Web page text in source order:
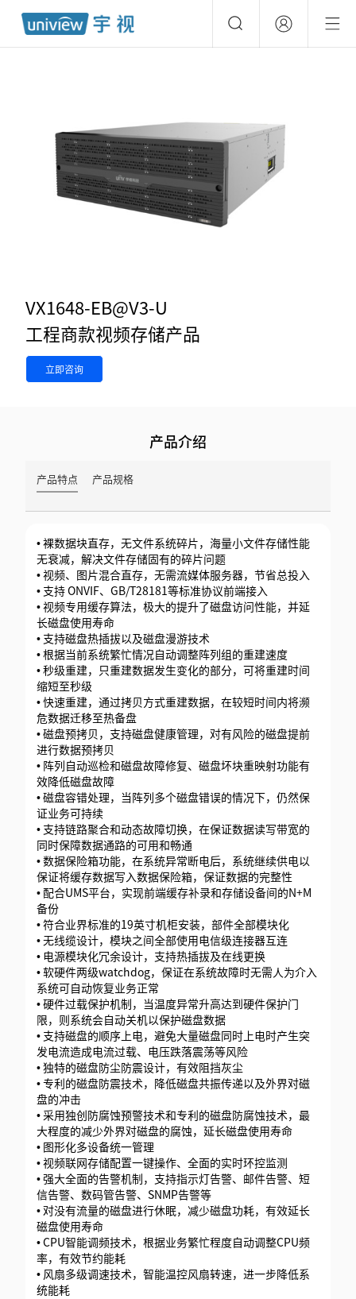
VX1648-EB@V3-U
工程商款视频存储产品
立即咨询
产品介绍
产品特点 产品规格
• 裸数据块直存，无文件系统碎片，海量小文件存储性能
无衰减，解决文件存储固有的碎片问题
• 视频、图片混合直存，无需流媒体服务器，节省总投入
• 支持 ONVIF、GB/T28181等标准协议前端接入
• 视频专用缓存算法，极大的提升了磁盘访问性能，并延
长磁盘使用寿命
• 支持磁盘热插拔以及磁盘漫游技术
• 根据当前系统繁忙情况自动调整阵列组的重建速度
• 秒级重建，只重建数据发生变化的部分，可将重建时间
缩短至秒级
• 快速重建，通过拷贝方式重建数据，在较短时间内将濒
危数据迁移至热备盘
• 磁盘预拷贝，支持磁盘健康管理，对有风险的磁盘提前
进行数据预拷贝
• 阵列自动巡检和磁盘故障修复、磁盘坏块重映射功能有
效降低磁盘故障
• 磁盘容错处理，当阵列多个磁盘错误的情况下，仍然保
证业务可持续
• 支持链路聚合和动态故障切换，在保证数据读写带宽的
同时保障数据通路的可用和畅通
• 数据保险箱功能，在系统异常断电后，系统继续供电以
保证将缓存数据写入数据保险箱，保证数据的完整性
• 配合UMS平台，实现前端缓存补录和存储设备间的N+M
备份
• 符合业界标准的19英寸机柜安装，部件全部模块化
• 无线缆设计，模块之间全部使用电信级连接器互连
• 电源模块化冗余设计，支持热插拔及在线更换
• 软硬件两级watchdog，保证在系统故障时无需人为介入
系统可自动恢复业务正常
• 硬件过载保护机制，当温度异常升高达到硬件保护门
限，则系统会自动关机以保护磁盘数据
• 支持磁盘的顺序上电，避免大量磁盘同时上电时产生突
发电流造成电流过载、电压跌落震荡等风险
• 独特的磁盘防尘防震设计，有效阻挡灰尘
• 专利的磁盘防震技术，降低磁盘共振传递以及外界对磁
盘的冲击
• 采用独创防腐蚀预警技术和专利的磁盘防腐蚀技术，最
大程度的减少外界对磁盘的腐蚀，延长磁盘使用寿命
• 图形化多设备统一管理
• 视频联网存储配置一键操作、全面的实时环控监测
• 强大全面的告警机制，支持指示灯告警、邮件告警、短
信告警、数码管告警、SNMP告警等
• 对没有流量的磁盘进行休眠，减少磁盘功耗，有效延长
磁盘使用寿命
• CPU智能调频技术，根据业务繁忙程度自动调整CPU频
率，有效节约能耗
• 风扇多级调速技术，智能温控风扇转速，进一步降低系
统能耗